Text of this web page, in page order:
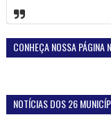
CONHEÇA NOSSA PÁGINA
NOTÍCIAS DOS 26